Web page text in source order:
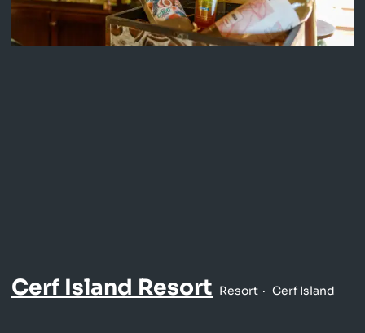
Cerf Island Resort Resort Cerf Island